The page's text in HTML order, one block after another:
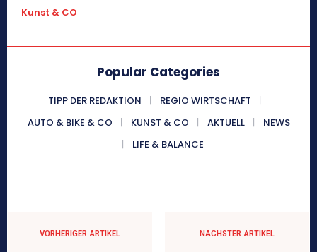
Kunst & CO
Popular Categories
TIPP DER REDAKTION
REGIO WIRTSCHAFT
AUTO & BIKE & CO
KUNST & CO AKTUELL
NEWS
LIFE & BALANCE
VORHERIGER ARTIKEL NÄCHSTER ARTIKEL